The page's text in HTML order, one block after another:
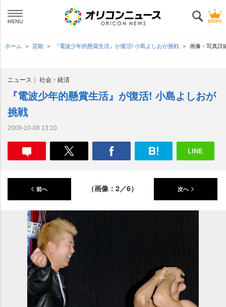
ホーム 芸能 『電波少年的懸賞生活』が復活! 小島よしおが挑戦 画像・写真詳
ニュース 社会・経済
『電波少年的懸賞生活』が復活! 小島よしおが
挑戦
2009-10-08 13:10
前へ （画像：2／6） 次へ